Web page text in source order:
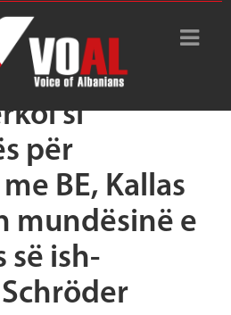
si
për
BE, Kallas
mundësinë e
së ish-